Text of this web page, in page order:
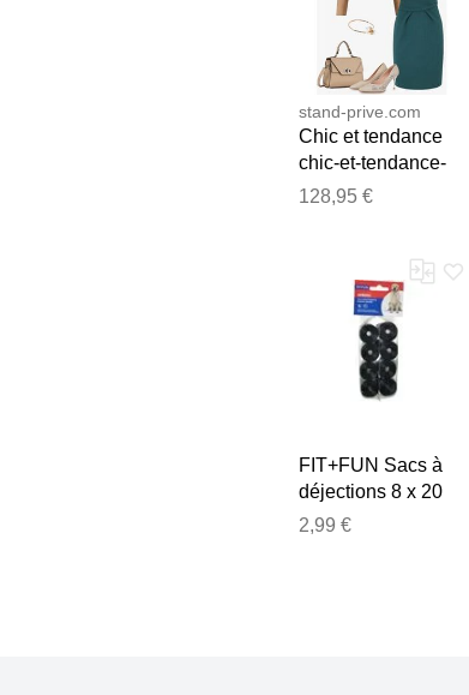
stand-prive.com
Chic et tendance
chic-et-tendance-
z2015 Z2015
128,95 €
FIT+FUN Sacs à
déjections 8 x 20
pièces
2,99 €